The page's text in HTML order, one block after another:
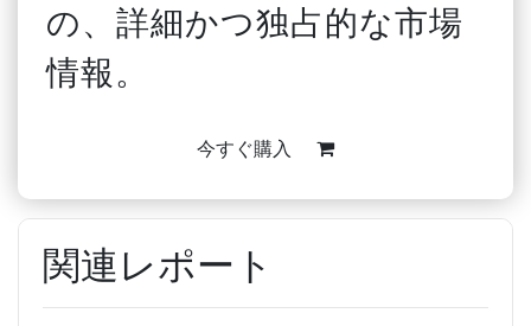
の、詳細かつ独占的な市場
情報。
今すぐ購入
関連レポート